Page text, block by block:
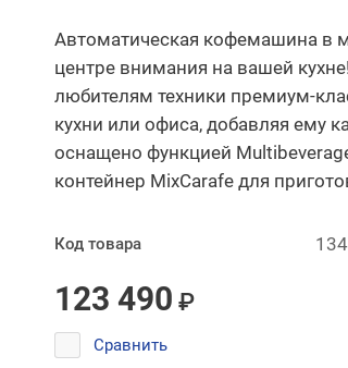
Автоматическая кофемашина в
центре внимания на вашей
любителям техники премиум-
кухни или офиса, добавляя ему
оснащено функцией
контейнер MixCarafe для
Код товара
123 490 ₽
Сравнить